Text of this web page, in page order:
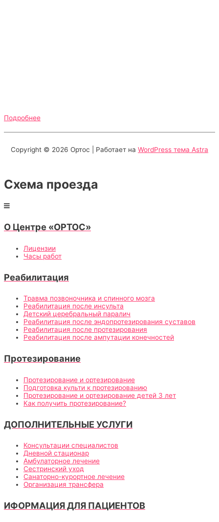
Подробнее
Copyright © 2026 Ортос | Работает на WordPress тема Astra
Схема проезда
О Центре «ОРТОС»
Лицензии
Часы работ
Реабилитация
Травма позвоночника и спинного мозга
Реабилитация после инсульта
Детский церебральный паралич
Реабилитация после эндопротезирования суставов
Реабилитация после протезирования
Реабилитация после ампутации конечностей
Протезирование
Протезирование и ортезирование
Подготовка культи к протезированию
Протезирование и ортезирование детей 3 лет
Как получить протезирование?
ДОПОЛНИТЕЛЬНЫЕ УСЛУГИ
Консультации специалистов
Дневной стационар
Амбулаторное лечение
Сестринский уход
Санаторно-курортное лечение
Организация трансфера
ИФОРМАЦИЯ ДЛЯ ПАЦИЕНТОВ